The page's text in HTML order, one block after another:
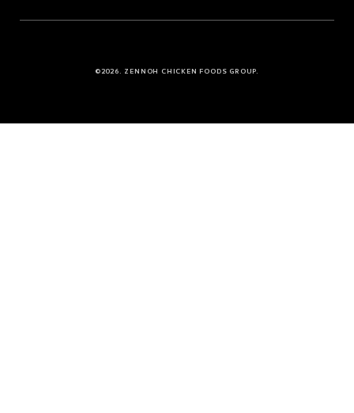
©2026. ZENNOH CHICKEN FOODS GROUP.